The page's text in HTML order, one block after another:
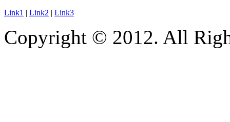
Link1 | Link2 | Link3
Copyright © 2012. All